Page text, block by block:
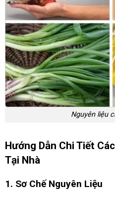
Nguyên liệu
Hướng Dẫn Chi Tiết
Tại Nhà
1. Sơ Chế Nguyên Liệu